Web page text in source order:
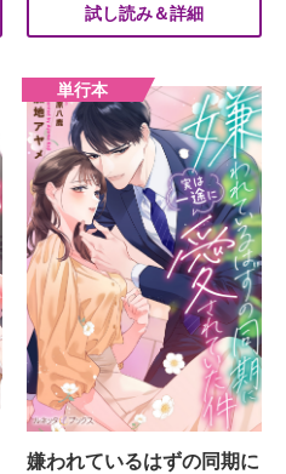
試し読み＆詳細
嫌われているはずの同期に